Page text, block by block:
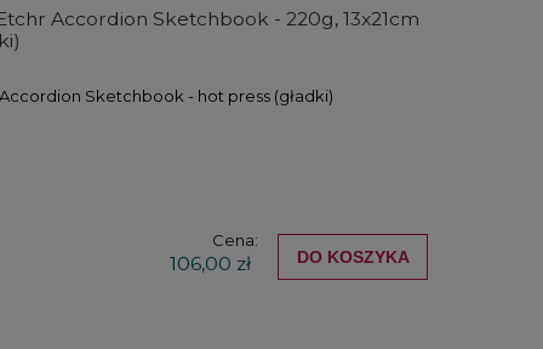
Accordion Sketchbook - 220g, 13x21cm
Sketchbook - hot press (gładki)
Cena:
106,00 zł DO KOSZYKA